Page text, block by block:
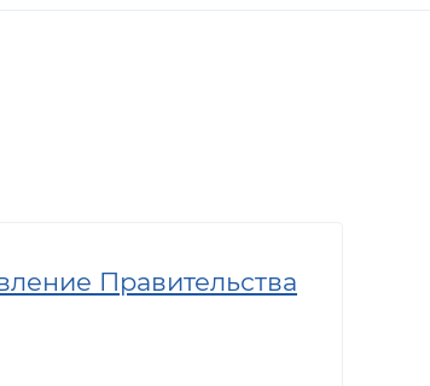
Правительства